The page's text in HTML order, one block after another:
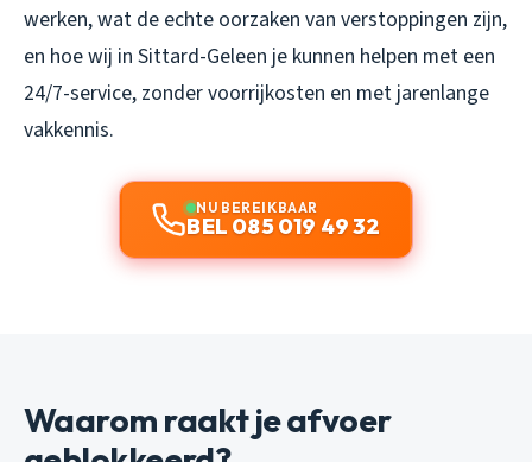
werken, wat de echte oorzaken van verstoppingen zijn,
en hoe wij in Sittard-Geleen je kunnen helpen met een
24/7-service, zonder voorrijkosten en met jarenlange
vakkennis.
NU BEREIKBAAR
BEL 085 019 49 32
Waarom raakt je afvoer